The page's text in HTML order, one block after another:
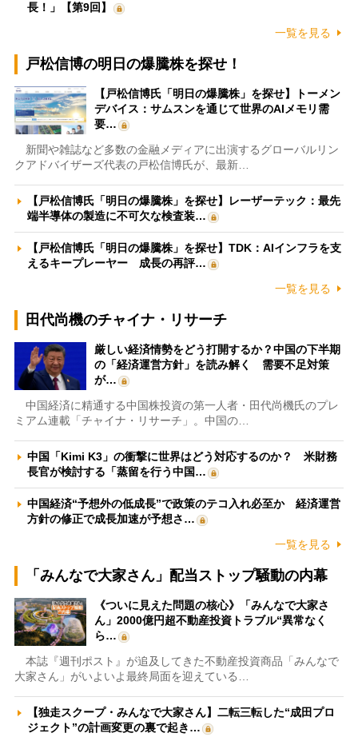
長！」【第9回】
一覧を見る
戸松信博の明日の爆騰株を探せ！
【戸松信博氏「明日の爆騰株」を探せ】トーメン
デバイス：サムスンを通じて世界のAIメモリ需
要…
新聞や雑誌など多数の金融メディアに出演するグローバルリン
クアドバイザーズ代表の戸松信博氏が、最新…
【戸松信博氏「明日の爆騰株」を探せ】レーザーテック：最先
端半導体の製造に不可欠な検査装…
【戸松信博氏「明日の爆騰株」を探せ】TDK：AIインフラを支
えるキープレーヤー 成長の再評…
一覧を見る
田代尚機のチャイナ・リサーチ
厳しい経済情勢をどう打開するか？中国の下半期
の「経済運営方針」を読み解く 需要不足対策
が…
中国経済に精通する中国株投資の第一人者・田代尚機氏のプレ
ミアム連載「チャイナ・リサーチ」。中国の…
中国「Kimi K3」の衝撃に世界はどう対応するのか？ 米財務
長官が検討する「蒸留を行う中国…
中国経済“予想外の低成長”で政策のテコ入れ必至か 経済運営
方針の修正で成長加速が予想さ…
一覧を見る
「みんなで大家さん」配当ストップ騒動の内幕
《ついに見えた問題の核心》「みんなで大家さ
ん」2000億円超不動産投資トラブル“異常なく
ら…
本誌『週刊ポスト』が追及してきた不動産投資商品「みんなで
大家さん」がいよいよ最終局面を迎えている…
【独走スクープ・みんなで大家さん】二転三転した“成田プロ
ジェクト”の計画変更の裏で起き…